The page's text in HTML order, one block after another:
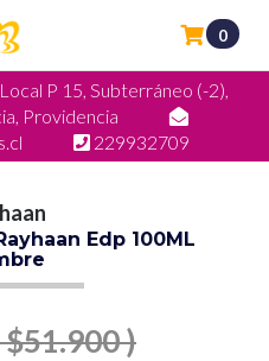
P 15, Subterráneo (-2),
Providencia
229932709
0
Edp 100ML
$51.900 )